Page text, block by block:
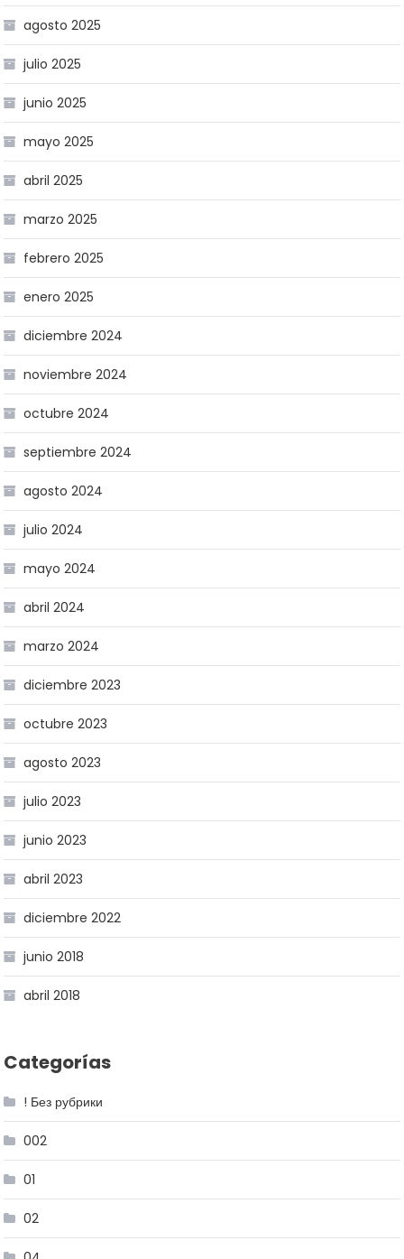
agosto 2025
julio 2025
junio 2025
mayo 2025
abril 2025
marzo 2025
febrero 2025
enero 2025
diciembre 2024
noviembre 2024
octubre 2024
septiembre 2024
agosto 2024
julio 2024
mayo 2024
abril 2024
marzo 2024
diciembre 2023
octubre 2023
agosto 2023
julio 2023
junio 2023
abril 2023
diciembre 2022
junio 2018
abril 2018
Categorías
! Без рубрики
002
01
02